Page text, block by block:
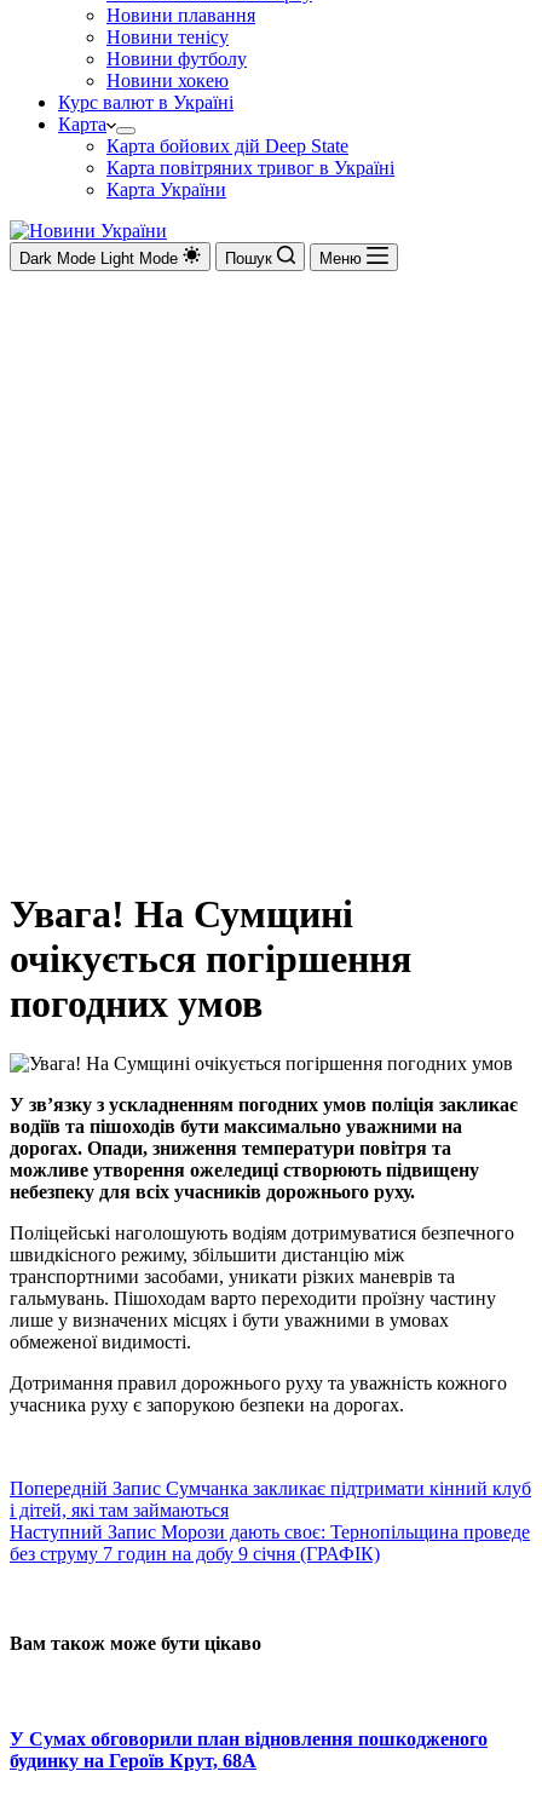
Новини плавання
Новини тенісу
Новини футболу
Новини хокею
Курс валют в Україні
Карта
Карта бойових дій Deep State
Карта повітряних тривог в Україні
Карта України
Dark Mode Light Mode Пошук Меню
Увага! На Сумщині
очікується погіршення
погодних умов
У зв’язку з ускладненням погодних умов поліція закликає
водіїв та пішоходів бути максимально уважними на
дорогах. Опади, зниження температури повітря та
можливе утворення ожеледиці створюють підвищену
небезпеку для всіх учасників дорожнього руху.
Поліцейські наголошують водіям дотримуватися безпечного
швидкісного режиму, збільшити дистанцію між
транспортними засобами, уникати різких маневрів та
гальмувань. Пішоходам варто переходити проїзну частину
лише у визначених місцях і бути уважними в умовах
обмеженої видимості.
Дотримання правил дорожнього руху та уважність кожного
учасника руху є запорукою безпеки на дорогах.
Попередній Запис Сумчанка закликає підтримати кінний клуб
і дітей, які там займаються
Наступний Запис Морози дають своє: Тернопільщина проведе
без струму 7 годин на добу 9 січня (ГРАФІК)
Вам також може бути цікаво
У Сумах обговорили план відновлення пошкодженого
будинку на Героїв Крут, 68А